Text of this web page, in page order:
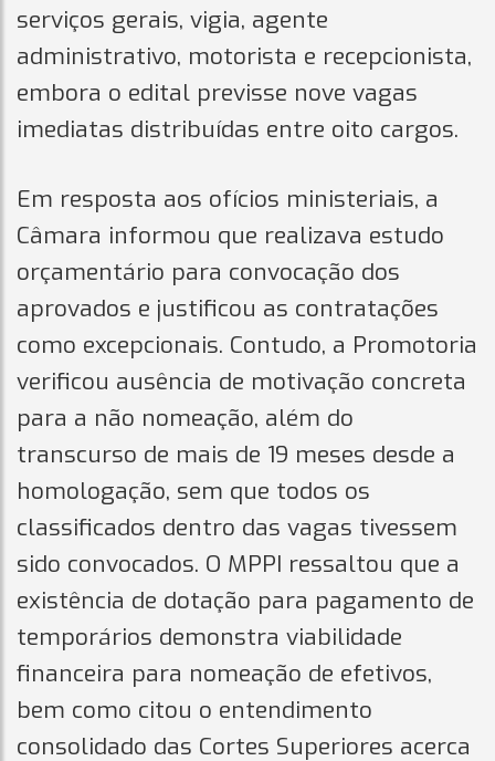
serviços gerais, vigia, agente
administrativo, motorista e recepcionista,
embora o edital previsse nove vagas
imediatas distribuídas entre oito cargos.
Em resposta aos ofícios ministeriais, a
Câmara informou que realizava estudo
orçamentário para convocação dos
aprovados e justificou as contratações
como excepcionais. Contudo, a Promotoria
verificou ausência de motivação concreta
para a não nomeação, além do
transcurso de mais de 19 meses desde a
homologação, sem que todos os
classificados dentro das vagas tivessem
sido convocados. O MPPI ressaltou que a
existência de dotação para pagamento de
temporários demonstra viabilidade
financeira para nomeação de efetivos,
bem como citou o entendimento
consolidado das Cortes Superiores acerca